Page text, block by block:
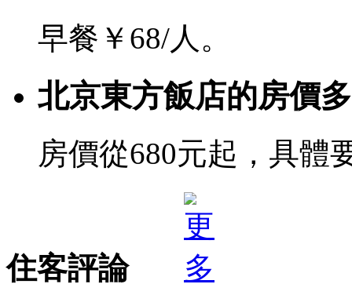
早餐￥68/人。
北京東方飯店的房價
房價從680元起，具體
住客評論